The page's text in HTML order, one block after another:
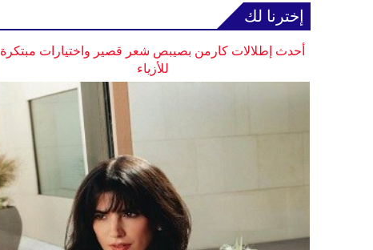
إخترنا لك
أحدث إطلالات كارمن بصيبص شعر قصير واختيارات مبتكرة
للأزياء